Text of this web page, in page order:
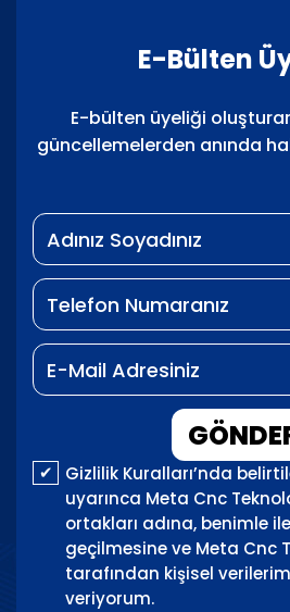
E-Bülten
E-bülten üyeliği
güncellemelerden anında
Gizlilik Kuralları’nda
uyarınca Meta Cnc
ortakları adına, benimle
geçilmesine ve Meta Cnc
tarafından kişisel
veriyorum.